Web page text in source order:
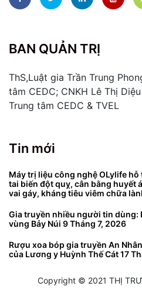
BAN QUẢN TRỊ
ThS,Luật gia Trần Trung
tâm CEDC; CNKH Lê Thị
Trung tâm CEDC & TVEL
Tin mới
Máy trị liệu công nghệ OLylife
tai biến đột quỵ, cân bằng huyết
vai gáy, kháng tiêu viêm chữa
Gia truyền nhiều người tin dùng:
vùng Bảy Núi 9 Tháng 7, 2026
Rượu xoa bóp gia truyền An
của Lương y Huỳnh Thế Cát17
Copyright © 2021 THỊ